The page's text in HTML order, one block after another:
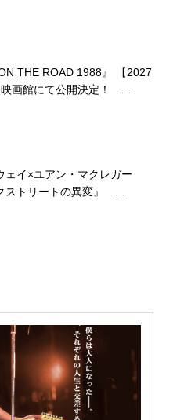
THE ROAD 1988』 【2027
画館にて公開決定！ ...
ェイ×ユアン・マクレガー
ストリートの異変』 ...